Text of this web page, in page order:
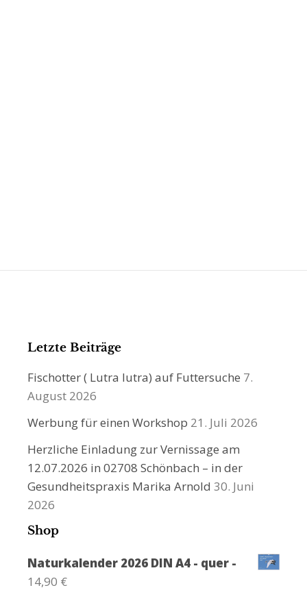
Letzte Beiträge
Fischotter ( Lutra lutra) auf Futtersuche 7.
August 2026
Werbung für einen Workshop 21. Juli 2026
Herzliche Einladung zur Vernissage am
12.07.2026 in 02708 Schönbach – in der
Gesundheitspraxis Marika Arnold 30. Juni
2026
Shop
Naturkalender 2026 DIN A4 - quer -
14,90 €